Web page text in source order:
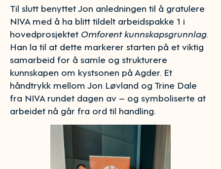
Til slutt benyttet Jon anledningen til å gratulere
NIVA med å ha blitt tildelt arbeidspakke 1 i
hovedprosjektet Omforent kunnskapsgrunnlag.
Han la til at dette markerer starten på et viktig
samarbeid for å samle og strukturere
kunnskapen om kystsonen på Agder. Et
håndtrykk mellom Jon Løvland og Trine Dale
fra NIVA rundet dagen av – og symboliserte at
arbeidet nå går fra ord til handling.